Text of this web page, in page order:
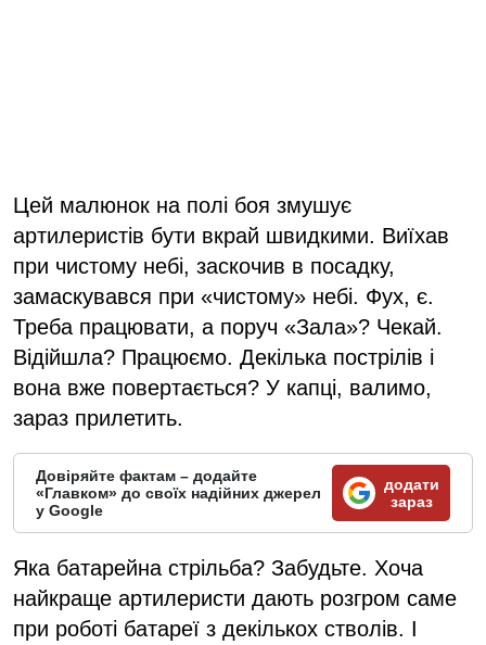
Цей малюнок на полі боя змушує
артилеристів бути вкрай швидкими. Виїхав
при чистому небі, заскочив в посадку,
замаскувався при «чистому» небі. Фух, є.
Треба працювати, а поруч «Зала»? Чекай.
Відійшла? Працюємо. Декілька пострілів і
вона вже повертається? У капці, валимо,
зараз прилетить.
Довіряйте фактам – додайте
«Главком» до своїх надійних джерел
у Google
додати
зараз
Яка батарейна стрільба? Забудьте. Хоча
найкраще артилеристи дають розгром саме
при роботі батареї з декількох стволів. І